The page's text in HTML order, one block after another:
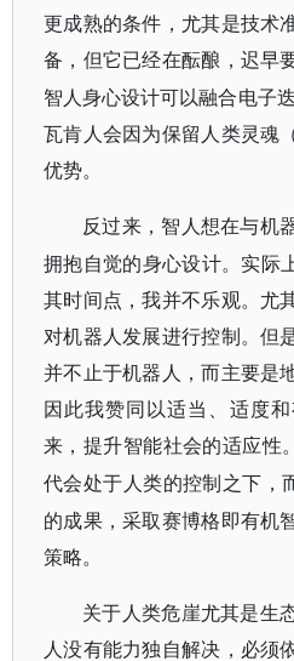
更成熟的条件，尤其是技术
备，但它已经在酝酿，迟早
智人身心设计可以融合电子
瓦肯人会因为保留人类灵魂
优势。
反过来，智人想在与机
拥抱自觉的身心设计。实际
其时间点，我并不乐观。尤
对机器人发展进行控制。但
并不止于机器人，而主要是
因此我赞同以适当、适度
来，提升智能社会的适应性
代会处于人类的控制之下，
的成果，采取赛博格即有机
策略。
关于人类危崖尤其是生
人没有能力独自解决，必须